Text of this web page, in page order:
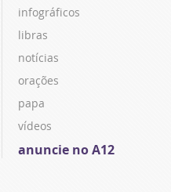
infográficos
libras
notícias
orações
papa
vídeos
anuncie no A12